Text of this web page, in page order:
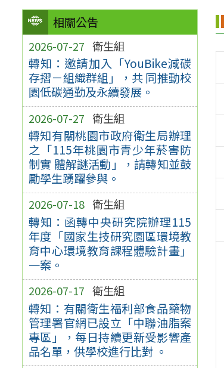
相關公告
2026-07-27 衛生組
轉知：邀請加入「YouBike減碳
存摺－組織群組」，共 同推動校
園低碳通勤及永續發展。
2026-07-27 衛生組
轉知有關桃園市政府衛生局辦理
之「115年桃園市青少年菸害防
制實 體解謎活動」，請轉知並鼓
勵學生踴躍參與。
2026-07-18 衛生組
轉知：函轉中央研究院辦理115
年度「國家生技研究園區環境教
育中心環境教育課程體驗計畫」
一案。
2026-07-17 衛生組
轉知：有關衛生福利部食品藥物
管理署官網已設立「中聯油脂案
專區」，每日持續更新受影響產
品名單，供學校進行比對 。